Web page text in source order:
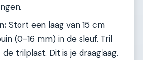
Stort een laag van 15 cm
(0-16 mm) in de sleuf. Tril
trilplaat. Dit is je draaglaag.